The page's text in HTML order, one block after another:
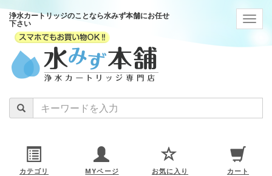
浄水カートリッジのことなら水みず本舗にお任せ
下さい
カテゴリ MYページ お気に入り カート